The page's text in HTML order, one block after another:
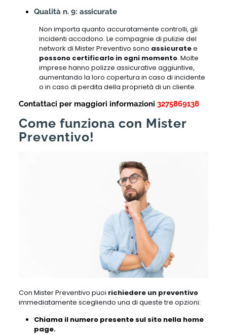
Qualità n. 9: assicurate
Non importa quanto accuratamente controlli, gli
incidenti accadono. Le compagnie di pulizie del
network di Mister Preventivo sono assicuratee
possono certificarlo in ogni momento. Molte
imprese hanno polizze assicurative aggiuntive,
aumentando la loro copertura in caso di incidente
o in caso di perdita della proprietà di un cliente.
Contattaci per maggiori informazioni 3275869138
Come funziona con Mister
Preventivo!
Con Mister Preventivo puoi richiedere un preventivo
immediatamente scegliendo una di queste tre opzioni:
Chiama il numero presente sul sito nella home
page.